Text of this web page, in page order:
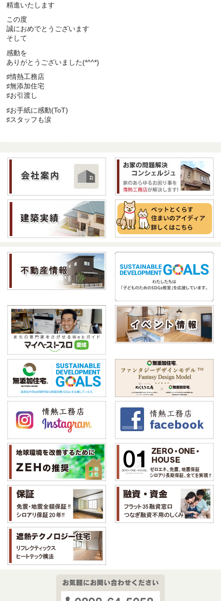
精進いたします
この度
誠におめでとうございます
そして
感動を
ありがとうございました(*^^*)
♯情熱工務店
♯無添加住宅
♯お引渡し
♯お手紙に感動(ToT)
♯スタッフも涙